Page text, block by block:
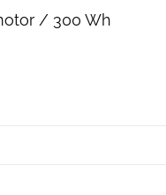
/ 300 Wh